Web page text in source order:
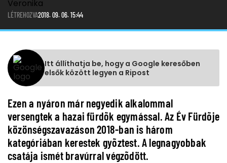
LÉTREHOZVA2018. 09. 06. 15:44
Itt állíthatja be, hogy a Google keresőben
elsők között legyen a Ripost
Ezen a nyáron már negyedik alkalommal
versengtek a hazai fürdõk egymással. Az Év Fürdõje
közönségszavazáson 2018-ban is három
kategóriában kerestek gyõztest. A legnagyobbak
csatája ismét bravúrral végzõdött.